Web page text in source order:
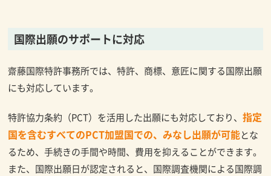
国際出願のサポートに対応
齋藤国際特許事務所では、特許、商標、意匠に関する国際出願
にも対応しています。
特許協力条約（PCT）を活用した出願にも対応しており、指定
国を含むすべてのPCT加盟国での、みなし出願が可能とな
るため、手続きの手間や時間、費用を抑えることができます。
また、国際出願日が認定されると、国際調査機関による国際調